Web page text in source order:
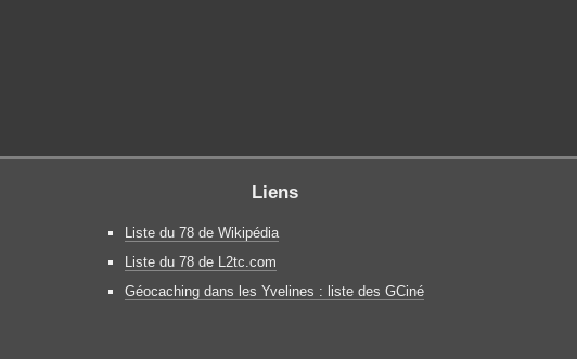
Liens
Liste du 78 de Wikipédia
Liste du 78 de L2tc.com
Géocaching dans les Yvelines : liste des GCiné